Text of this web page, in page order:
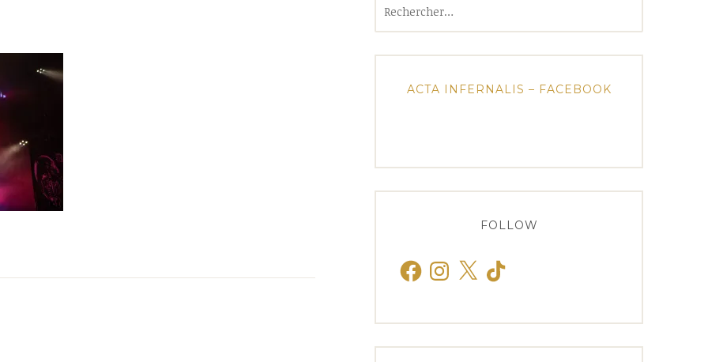
ACTA INFERNALIS – FACEBOOK
FOLLOW
FacebookInstagram
X TikTok